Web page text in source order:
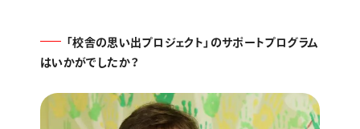
「校舎の思い出プロジェクト」のサポートプログラム
はいかがでしたか？